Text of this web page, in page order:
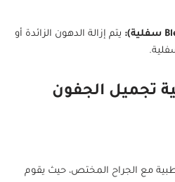
يتم إزالة الدهون الزائدة أو
تجميل الجفون
طبية مع الجراح المختص، حيث يقوم